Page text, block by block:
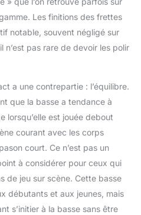
bobinage splitté Squier,
des contrôles de
volume et de tonalité
pour la variété sonore
Ses mécaniques
offrent une stabilité
d'accordage fiable avec
un engrenage, rendant
cette guitare fiable pour
performance La Squier
Mini Precison Bass,
conçue avec le design
renommé de Fender,
incarne l'héritage
Les finitions des frettes
notable, souvent négligé sur
n’est pas rare de devoir les polir
a une contrepartie : l’équilibre.
que la basse a tendance à
lorsqu’elle est jouée debout
courant avec les corps
court. Ce n’est pas un
à considérer pour ceux qui
de jeu sur scène. Cette basse
débutants et aux jeunes, mais
s’initier à la basse sans être